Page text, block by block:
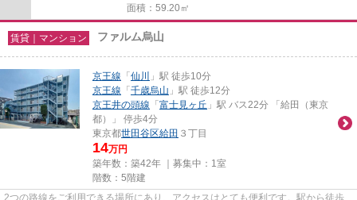
面積：59.20㎡
賃貸｜マンション ファルム烏山
京王線 「仙川
」駅 徒歩10分
京王線 「千歳烏山 」駅 徒歩12分
京王井の頭線 「富士見ヶ丘 」駅 バス22分 「給田（東京
都）」 停歩4分
東京都世田谷区給田 ３丁目
14万円
築年数：築42年 ｜募集中： 1室
階数：5階建
2つの路線をご利用できる場所にあり、アクセスはとても便利です。駅から徒歩